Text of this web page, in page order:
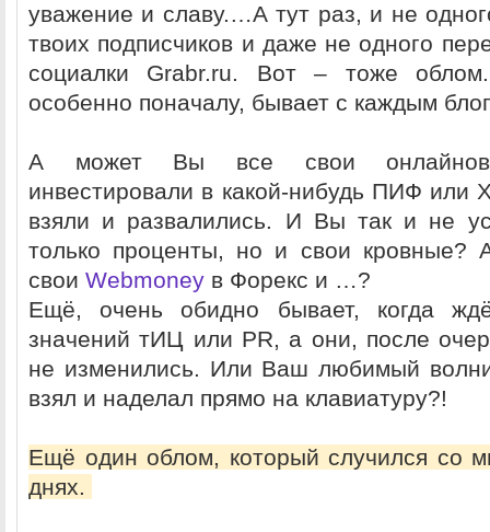
уважение и славу.…А тут раз, и не
твоих подписчиков и даже не одного
социалки Grabr.ru. Вот – тоже
особенно поначалу, бывает с каждым
А может Вы все свои
инвестировали в какой-нибудь ПИФ или
взяли и развалились. И Вы так и не
только проценты, но и свои кровные?
свои Webmoney в Форекс и …?
Ещё, очень обидно бывает, когда
значений тИЦ или PR, а они, после
не изменились. Или Ваш любимый
взял и наделал прямо на клавиатуру?!
Ещё один облом, который случился со
днях.